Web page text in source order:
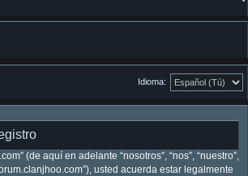
Idioma:
(de aquí en adelante “nosotros”, “nos”, “nuestro”,
usted acuerda estar legalmente